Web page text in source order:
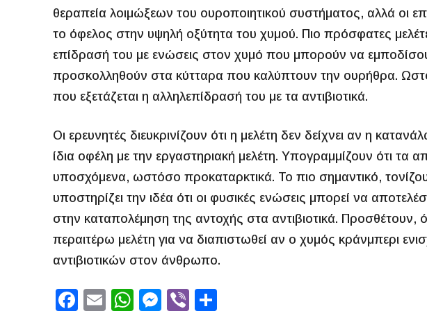
θεραπεία λοιμώξεων του ουροποιητικού συστήματος, αλλά οι
το όφελος στην υψηλή οξύτητα του χυμού. Πιο πρόσφατες
επίδρασή του με ενώσεις στον χυμό που μπορούν να
προσκολληθούν στα κύτταρα που καλύπτουν την ουρήθρα.
που εξετάζεται η αλληλεπίδρασή του με τα αντιβιοτικά.
Οι ερευνητές διευκρινίζουν ότι η μελέτη δεν δείχνει αν η
ίδια οφέλη με την εργαστηριακή μελέτη. Υπογραμμίζουν ότι τα
υποσχόμενα, ωστόσο προκαταρκτικά. Το πιο σημαντικό,
υποστηρίζει την ιδέα ότι οι φυσικές ενώσεις μπορεί να
στην καταπολέμηση της αντοχής στα αντιβιοτικά. Προσθέτουν,
περαιτέρω μελέτη για να διαπιστωθεί αν ο χυμός κράνμπερι
αντιβιοτικών στον άνθρωπο.
F
E
W M
Vi